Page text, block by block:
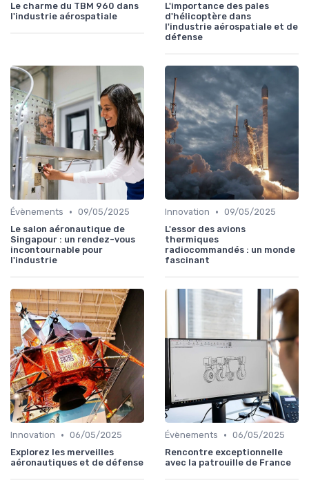
Le charme du TBM 960 dans
l'industrie aérospatiale
L'importance des pales
d'hélicoptère dans
l'industrie aérospatiale et de
défense
Évènements • 09/05/2025
Le salon aéronautique de
Singapour : un rendez-vous
incontournable pour
l'industrie
Innovation • 09/05/2025
L'essor des avions
thermiques
radiocommandés : un monde
fascinant
Innovation • 06/05/2025
Explorez les merveilles
aéronautiques et de défense
Évènements • 06/05/2025
Rencontre exceptionnelle
avec la patrouille de France